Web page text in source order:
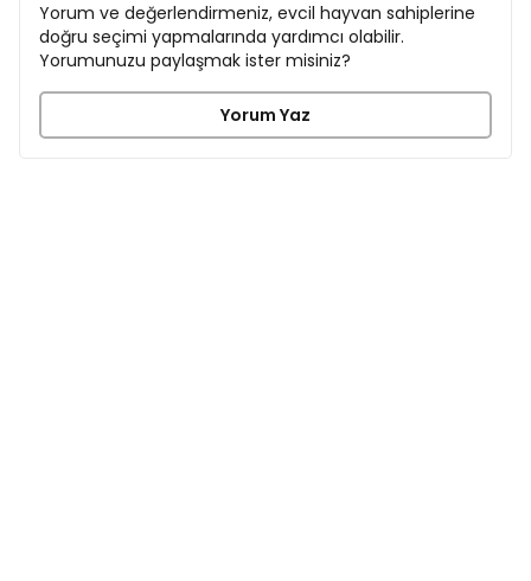
Yorum ve değerlendirmeniz, evcil hayvan sahiplerine
doğru seçimi yapmalarında yardımcı olabilir.
Yorumunuzu paylaşmak ister misiniz?
Yorum Yaz